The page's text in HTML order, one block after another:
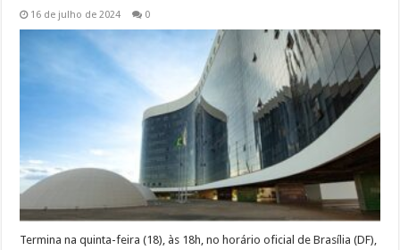
16 de julho de 2024 0
Termina na quinta-feira (18), às 18h, no horário oficial de Brasília (DF),